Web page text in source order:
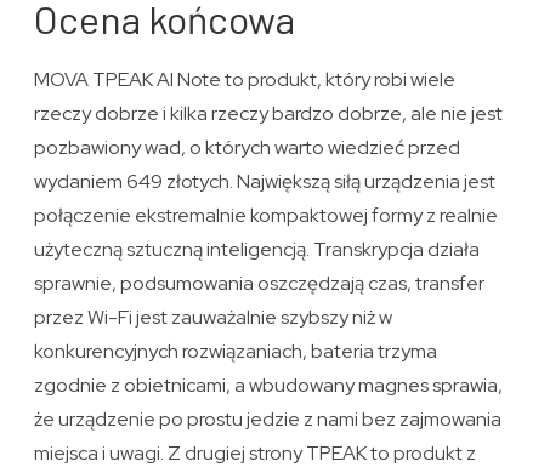
Ocena końcowa
MOVA TPEAK AI Note to produkt, który robi wiele
rzeczy dobrze i kilka rzeczy bardzo dobrze, ale nie jest
pozbawiony wad, o których warto wiedzieć przed
wydaniem 649 złotych. Największą siłą urządzenia jest
połączenie ekstremalnie kompaktowej formy z realnie
użyteczną sztuczną inteligencją. Transkrypcja działa
sprawnie, podsumowania oszczędzają czas, transfer
przez Wi-Fi jest zauważalnie szybszy niż w
konkurencyjnych rozwiązaniach, bateria trzyma
zgodnie z obietnicami, a wbudowany magnes sprawia,
że urządzenie po prostu jedzie z nami bez zajmowania
miejsca i uwagi. Z drugiej strony TPEAK to produkt z